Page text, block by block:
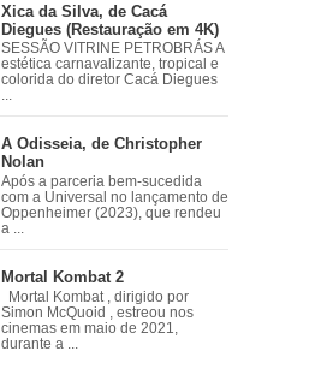
Xica da Silva, de Cacá
Diegues (Restauração em 4K)
SESSÃO VITRINE PETROBRÁS A
estética carnavalizante, tropical e
colorida do diretor Cacá Diegues
A Odisseia, de Christopher
Nolan
Após a parceria bem-sucedida
com a Universal no lançamento de
Oppenheimer (2023), que rendeu
a ...
Mortal Kombat 2
Mortal Kombat , dirigido por
Simon McQuoid , estreou nos
cinemas em maio de 2021,
durante a ...